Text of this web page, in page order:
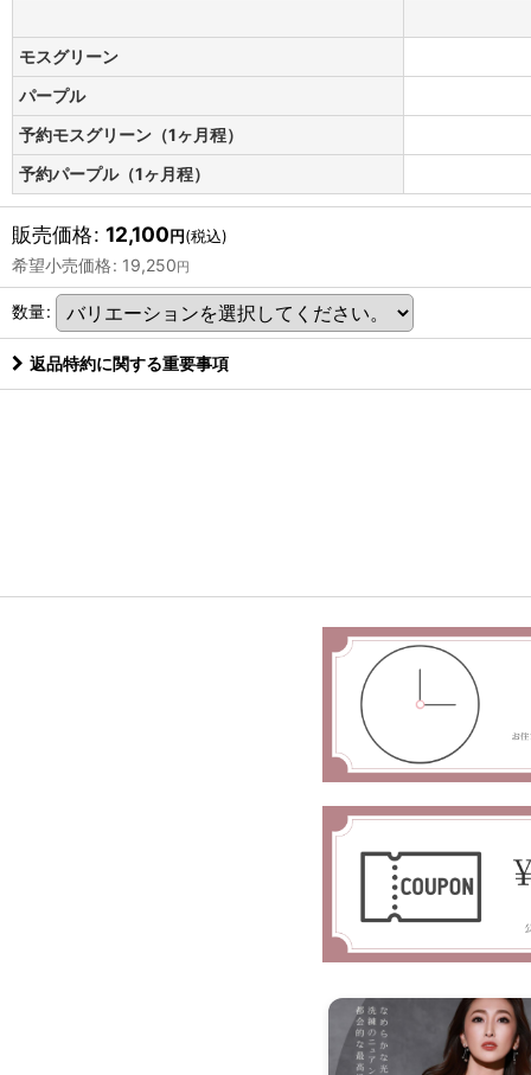
モスグリーン
パープル
予約モスグリーン（1ヶ月程）
予約パープル（1ヶ月程）
販売価格: 12,100円(税込)
希望小売価格: 19,250円
数量:
返品特約に関する重要事項